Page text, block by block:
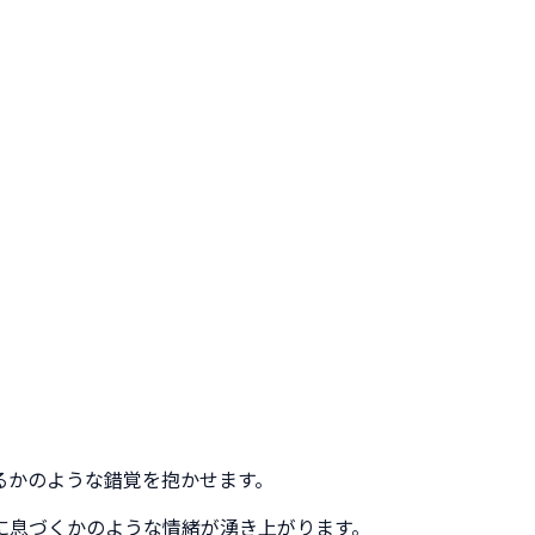
のような錯覚を抱かせます。
づくかのような情緒が湧き上がります。